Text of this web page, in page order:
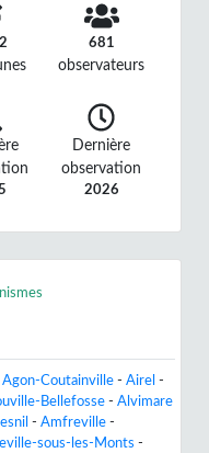
681
observateurs
Dernière
observation
2026
Agon-Coutainville - Airel -
Bellefosse - Alvimare
- Amfreville -
sous-les-Monts -